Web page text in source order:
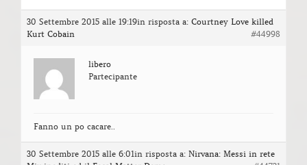
30 Settembre 2015 alle 19:19in risposta a: Courtney Love killed
Kurt Cobain
#44998
libero
Partecipante
Fanno un po cacare..
30 Settembre 2015 alle 6:01in risposta a: Nirvana: Messi in rete